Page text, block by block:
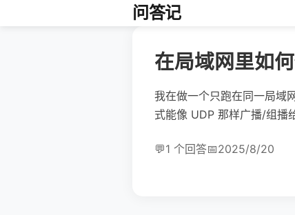
问答记
在局域网里如
我在做一个只跑在同一局域
式能像 UDP 那样广播/组播
💬1 个回答📅2025/8/20